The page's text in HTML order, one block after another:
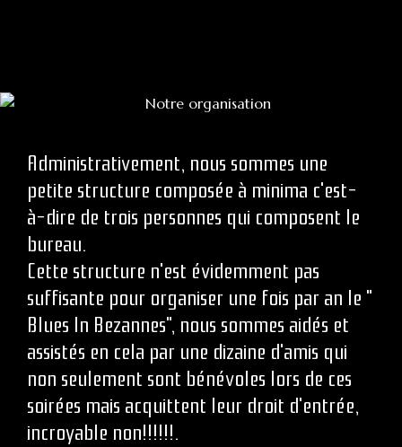
Administrativement, nous sommes une
petite structure composée à minima c'est-
à-dire de trois personnes qui composent le
bureau.
Cette structure n'est évidemment pas
suffisante pour organiser une fois par an le "
Blues In Bezannes", nous sommes aidés et
assistés en cela par une dizaine d'amis qui
non seulement sont bénévoles lors de ces
soirées mais acquittent leur droit d'entrée,
incroyable non!!!!!!.